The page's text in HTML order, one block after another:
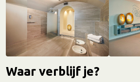
Waar verblijf je?